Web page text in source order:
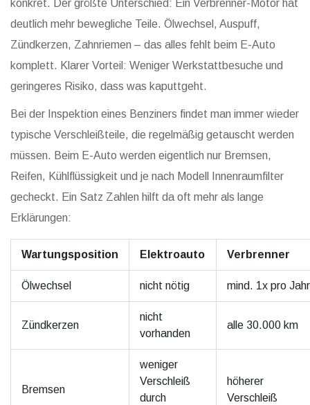
konkret. Der größte Unterschied: Ein Verbrenner-Motor hat
deutlich mehr bewegliche Teile. Ölwechsel, Auspuff,
Zündkerzen, Zahnriemen – das alles fehlt beim E-Auto
komplett. Klarer Vorteil: Weniger Werkstattbesuche und
geringeres Risiko, dass was kaputtgeht.
Bei der Inspektion eines Benziners findet man immer wieder
typische Verschleißteile, die regelmäßig getauscht werden
müssen. Beim E-Auto werden eigentlich nur Bremsen,
Reifen, Kühlflüssigkeit und je nach Modell Innenraumfilter
gecheckt. Ein Satz Zahlen hilft da oft mehr als lange
Erklärungen:
Wartungsposition Elektroauto Verbrenner
Ölwechsel nicht nötig mind. 1x pro Jahr
Zündkerzen
nicht
vorhanden
alle 30.000 km
Bremsen
weniger
Verschleiß
durch
höherer
Verschleiß